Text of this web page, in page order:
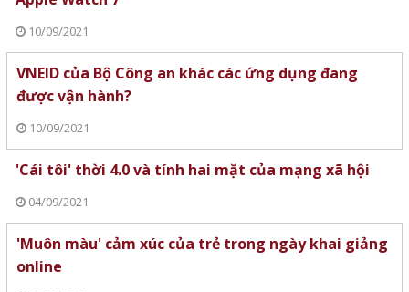
10/09/2021
VNEID của Bộ Công an khác các ứng dụng đang
được vận hành?
10/09/2021
'Cái tôi' thời 4.0 và tính hai mặt của mạng xã hội
04/09/2021
'Muôn màu' cảm xúc của trẻ trong ngày khai giảng
online